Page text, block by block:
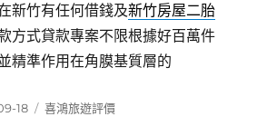
新竹有任何借錢及新竹房屋二胎
方式貸款專案不限根據好百萬件
精準作用在角膜基質層的
18
分
喜鴻旅遊評價